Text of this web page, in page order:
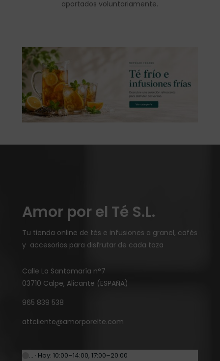
aportados voluntariamente.
Amor por el Té S.L.
Tu tienda online de tés e infusiones a granel, cafés
y accesorios para disfrutar de cada taza
Calle La Santamaría n°7
03710 Calpe, Alicante (ESPAÑA)
965 839 538
attcliente@amorporelte.com
… · Hoy: 10:00–14:00, 17:00–20:00